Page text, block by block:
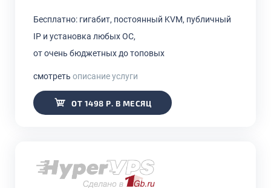
Бесплатно: гигабит, постоянный KVM, публичный
IP и установка любых ОС,
от очень бюджетных до топовых
смотреть описание услуги
ОТ 1498 Р. В МЕСЯЦ